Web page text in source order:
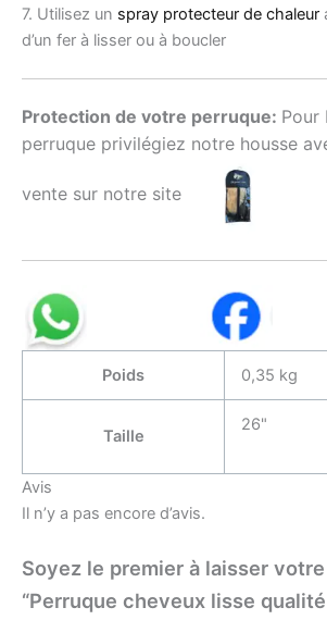
7. Utilisez un spray protecteur de chaleur
d’un fer à lisser ou à boucler
Protection de votre perruque: Pour
perruque privilégiez notre housse
vente sur notre site
Poids 0,35 kg
Taille
26"
Avis
Il n’y a pas encore d’avis.
Soyez le premier à laisser
“Perruque cheveux lisse